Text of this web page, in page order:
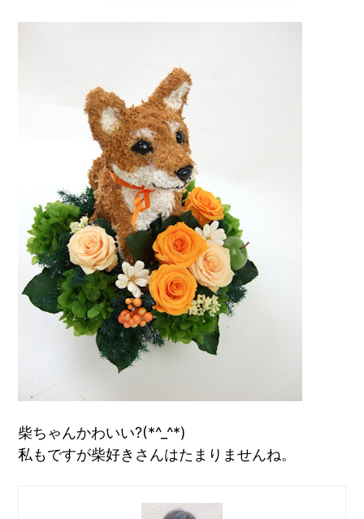
柴ちゃんかわいい?(*^_^*)
私もですが柴好きさんはたまりませんね。